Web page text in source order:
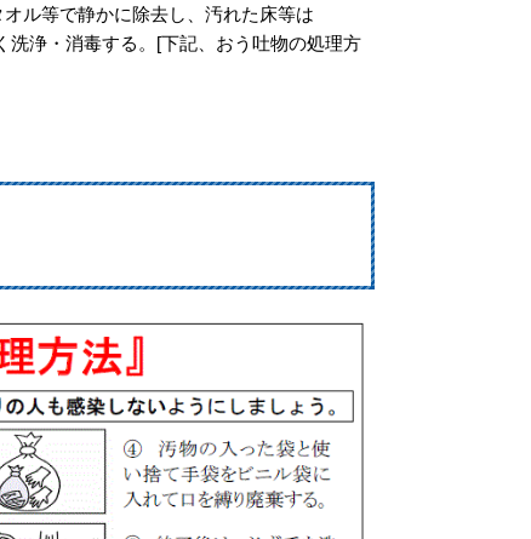
ル等で静かに除去し、汚れた床等は
洗浄・消毒する。[下記、おう吐物の処理方